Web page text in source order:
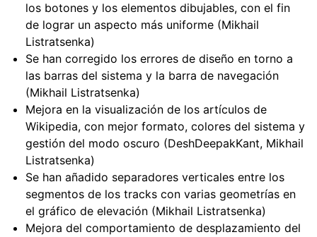
los botones y los elementos dibujables, con el fin
de lograr un aspecto más uniforme (Mikhail
Listratsenka)
Se han corregido los errores de diseño en torno a
las barras del sistema y la barra de navegación
(Mikhail Listratsenka)
Mejora en la visualización de los artículos de
Wikipedia, con mejor formato, colores del sistema y
gestión del modo oscuro (DeshDeepakKant, Mikhail
Listratsenka)
Se han añadido separadores verticales entre los
segmentos de los tracks con varias geometrías en
el gráfico de elevación (Mikhail Listratsenka)
Mejora del comportamiento de desplazamiento del